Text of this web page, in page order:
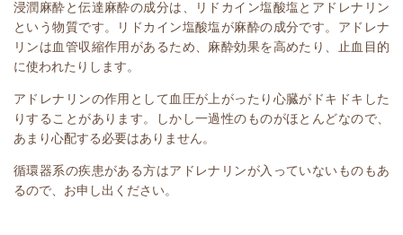
浸潤麻酔と伝達麻酔の成分は、リドカイン塩酸塩とアドレナリン
という物質です。リドカイン塩酸塩が麻酔の成分です。アドレナ
リンは血管収縮作用があるため、麻酔効果を高めたり、止血目的
に使われたりします。
アドレナリンの作用として血圧が上がったり心臓がドキドキした
りすることがあります。しかし一過性のものがほとんどなので、
あまり心配する必要はありません。
循環器系の疾患がある方はアドレナリンが入っていないものもあ
るので、お申し出ください。